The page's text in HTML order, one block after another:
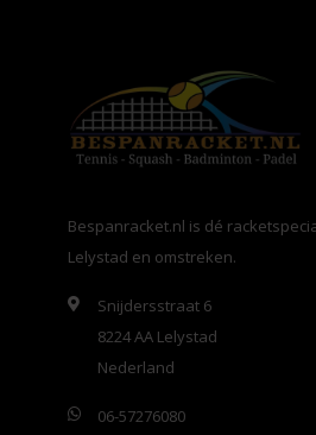
Bespanracket.nl is dé
Lelystad en omstreken.
Snijdersstraat 6
8224 AA Lelystad
Nederland
06-57276080